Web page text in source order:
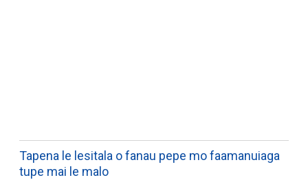
Tapena le lesitala o fanau pepe mo faamanuiaga
tupe mai le malo